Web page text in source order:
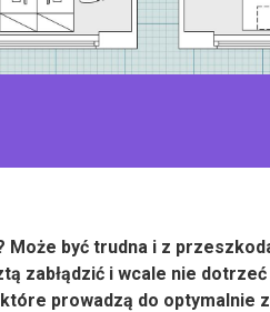
Może być trudna i z
zabłądzić i wcale nie
prowadzą do optymalnie